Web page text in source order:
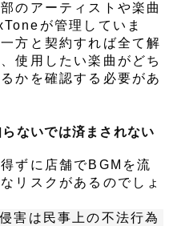
のアーティストや楽曲
が管理していま
方と契約すれば全て解
使用したい楽曲がどち
かを確認する必要があ
ないでは済まされない
ずに店舗でBGMを流
リスクがあるのでしょ
害は民事上の不法行為